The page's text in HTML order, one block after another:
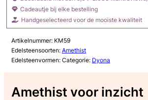
Cadeautje bij elke bestelling
Handgeselecteerd voor de mooiste kwaliteit
Artikelnummer: KM59
Edelsteensoorten: Amethist
Edelsteenvormen: Categorie: Dyona
Amethist voor inzicht